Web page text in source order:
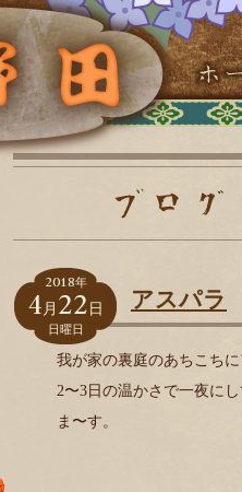
2018年
4 月 22 日
日曜日
アスパラ
我が家の裏庭のあちこち
2〜3日の温かさで一夜に
ま〜す。